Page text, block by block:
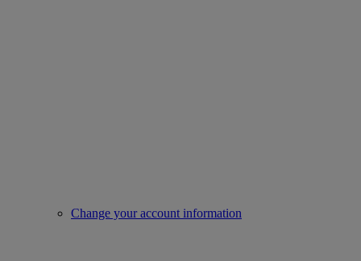
Change your account information